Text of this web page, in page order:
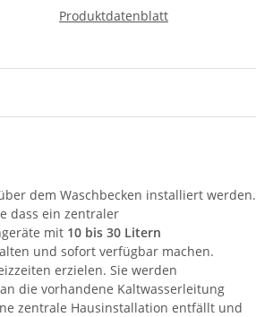
Produktdatenblatt
dem Waschbecken installiert werden.
dass ein zentraler
mit 10 bis 30 Litern
und sofort verfügbar machen.
erzielen. Sie werden
die vorhandene Kaltwasserleitung
zentrale Hausinstallation entfällt und